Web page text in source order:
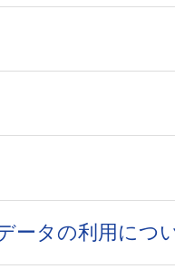
ータの利用につ